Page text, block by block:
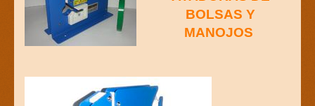
BOLSAS Y
MANOJOS